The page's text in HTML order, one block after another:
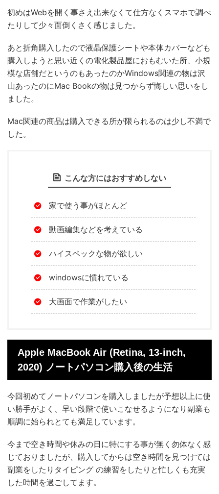
初めはWebを開く事さえ出来なくて仕方なくスマホで調べ
たりして少々面倒くさく感じました。
あと折角購入したので液晶保護シートや本体カバーなども
購入しようと思い近くの電化製品屋におもむいた所、小規
模な店舗だというのもあったのかWindows関連の物は沢
山あったのにMac Bookの物は見つからず悔しい思いをし
ました。
Mac関連の商品は購入できる所が限られるのは少し不満で
した。
こんな方にはおすすめしない
家で使う事がほとんど
動画編集などを考えている
ハイスペックな物が欲しい
windowsに慣れている
大画面で作業がしたい
Apple MacBook Air (Retina, 13-inch,
2020) ノートパソコン購入後の生活
今回初めてノートパソコンを購入しましたが予想以上に使
い勝手がよく、早い段階で使いこなせるようになり副業も
順調に始られとても満足しています。
今まで空き時間や休みの日に特にする事が無く勿体なく感
じておりましたが、購入してからは空き時間を見つけては
副業をしたりタイピング の練習をしたりと忙しくも充実
した時間を過ごしてます。